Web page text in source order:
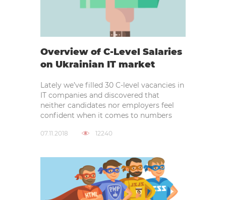
Overview of C-Level Salaries
on Ukrainian IT market
Lately we’ve filled 30 C-level vacancies in
IT companies and discovered that
neither candidates nor employers feel
confident when it comes to numbers
07.11.2018 12240